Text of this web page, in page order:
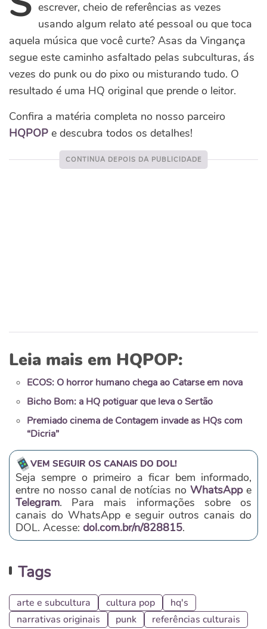
escrever, cheio de referências as vezes
usando algum relato até pessoal ou que toca
aquela música que você curte? Asas da Vingança
segue este caminho asfaltado pelas subculturas, ás
vezes do punk ou do pixo ou misturando tudo. O
resultado é uma HQ original que prende o leitor.
Confira a matéria completa no nosso parceiro
HQPOP e descubra todos os detalhes!
Leia mais em HQPOP:
ECOS: O horror humano chega ao Catarse em nova
Bicho Bom: a HQ potiguar que leva o Sertão
Premiado cinema de Contagem invade as HQs com
“Dicria”
VEM SEGUIR OS CANAIS DO DOL!
Seja sempre o primeiro a ficar bem informado,
entre no nosso canal de notícias noWhatsAppe
Telegram. Para mais informações sobre os
canais do WhatsApp e seguir outros canais do
DOL. Acesse: dol.com.br/n/828815.
Tags
arte e subcultura cultura pop
hq's
narrativas originais
punk referências culturais